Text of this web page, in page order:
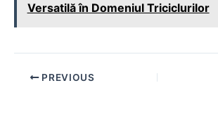
Versatilă în Domeniul Triciclurilor
Post PREVIOUS